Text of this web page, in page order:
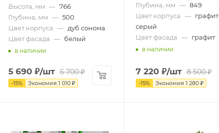
Высота, мм — 766
Глубина, мм — 500
Цвет корпуса — дуб сонома
Цвет фасада — белый
в наличии
5 690 ₽/шт 6 700₽
-15% Экономия 1 010 ₽
Глубина, мм — 849
Цвет корпуса — графит
серый
Цвет фасада — графит
в наличии
7 220 ₽/шт 8 500₽
-15% Экономия 1 280₽